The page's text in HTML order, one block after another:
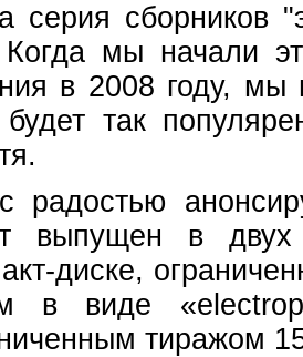
серия сборников
мы начали
в 2008 году, мы
так
радостью
выпущен в
диске,
в виде
тиражом